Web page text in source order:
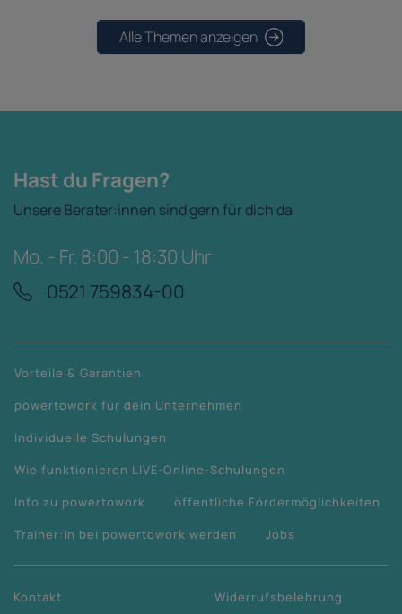
Alle Themen anzeigen
Hast du Fragen?
Unsere Berater:innen sind gern für dich da
Mo. - Fr. 8:00 - 18:30 Uhr
0521 759834-00
Vorteile & Garantien
powertowork für dein Unternehmen
Individuelle Schulungen
Wie funktionieren LIVE-Online-Schulungen
Info zu powertowork
öffentliche Fördermöglichkeiten
Trainer:in bei powertowork werden
Jobs
Kontakt Widerrufsbelehrung